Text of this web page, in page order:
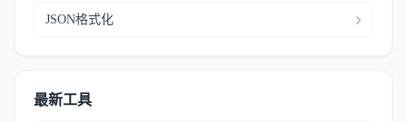
JSON格式化
最新工具